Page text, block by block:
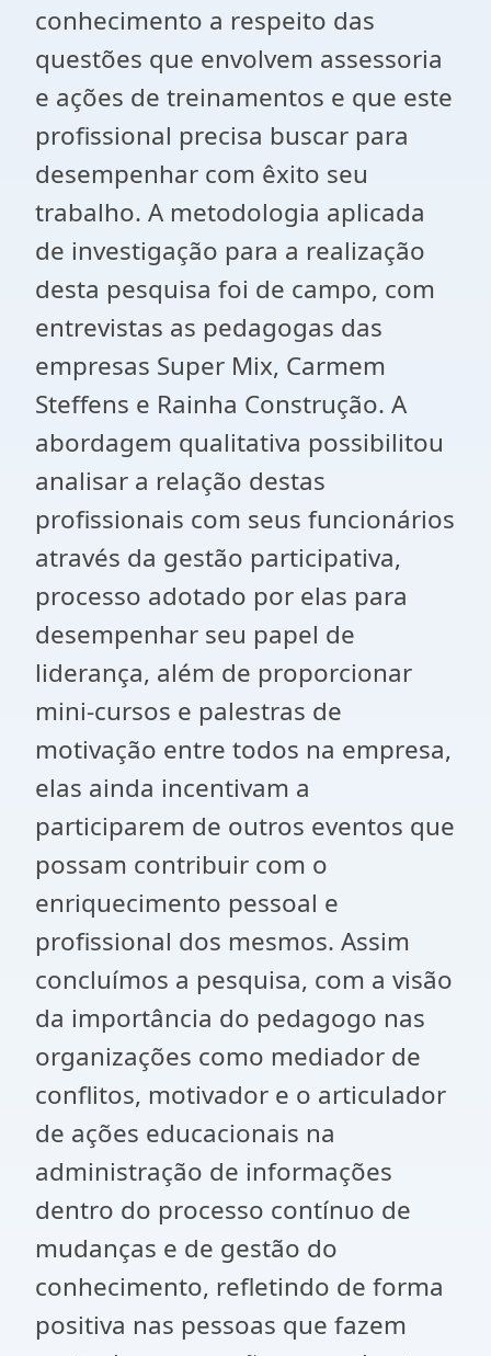
conhecimento a respeito das
questões que envolvem assessoria
e ações de treinamentos e que este
profissional precisa buscar para
desempenhar com êxito seu
trabalho. A metodologia aplicada
de investigação para a realização
desta pesquisa foi de campo, com
entrevistas as pedagogas das
empresas Super Mix, Carmem
Steffens e Rainha Construção. A
abordagem qualitativa possibilitou
analisar a relação destas
profissionais com seus funcionários
através da gestão participativa,
processo adotado por elas para
desempenhar seu papel de
liderança, além de proporcionar
mini-cursos e palestras de
motivação entre todos na empresa,
elas ainda incentivam a
participarem de outros eventos que
possam contribuir com o
enriquecimento pessoal e
profissional dos mesmos. Assim
concluímos a pesquisa, com a visão
da importância do pedagogo nas
organizações como mediador de
conflitos, motivador e o articulador
de ações educacionais na
administração de informações
dentro do processo contínuo de
mudanças e de gestão do
conhecimento, refletindo de forma
positiva nas pessoas que fazem